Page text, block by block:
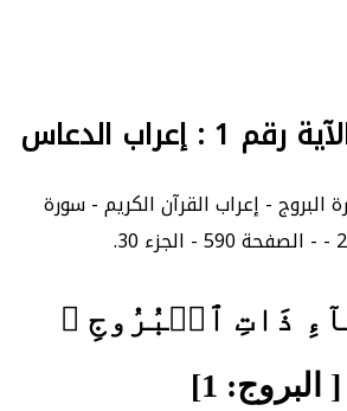
إعراب الدعاس
1 من سورة البروج - إعراب القرآن الكريم - سورة
ذَاتِ ٱلۡبُرُوجِ ﴾
[ البروج: 1]